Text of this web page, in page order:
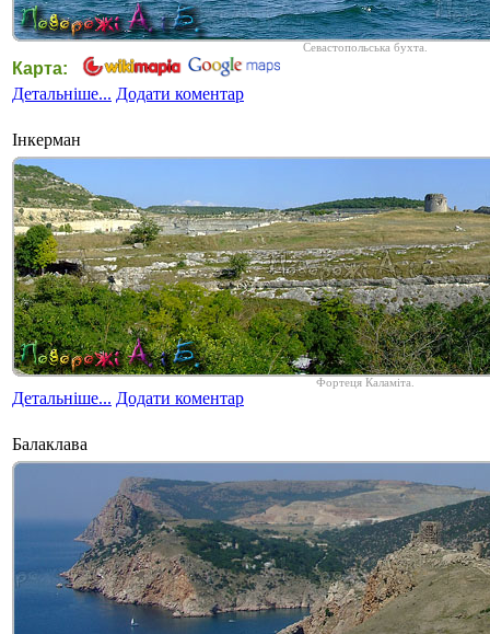
Севастопольська бухта.
Карта:
Детальніше... Додати коментар
Інкерман
Фортеця Каламіта.
Детальніше... Додати коментар
Балаклава